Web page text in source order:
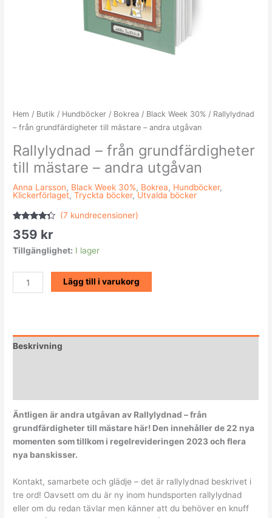
Hem / Butik / Hundböcker / Bokrea / Black Week 30% / Rallylydnad
– från grundfärdigheter till mästare – andra utgåvan
Rallylydnad – från grundfärdigheter
till mästare – andra utgåvan
Anna Larsson, Black Week 30%, Bokrea, Hundböcker,
Klickerförlaget,Tryckta böcker,Utvalda böcker
4.14av 5
på
(7 kundrecensioner)
359 kr
Tillgänglighet: I lager
Lägg till i varukorg
Beskrivning
Äntligen är andra utgåvan av Rallylydnad – från
grundfärdigheter till mästare här! Den innehåller de 22 nya
momenten som tillkom i regelrevideringen 2023 och flera
nya banskisser.
Kontakt, samarbete och glädje – det är rallylydnad beskrivet i
tre ord! Oavsett om du är ny inom hundsporten rallylydnad
eller om du redan tävlar men känner att du behöver en knuff